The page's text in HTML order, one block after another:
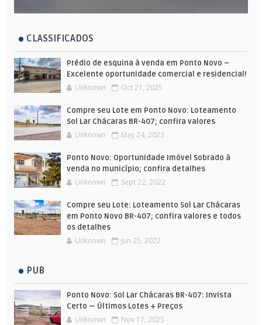
CLASSIFICADOS
Prédio de esquina à venda em Ponto Novo –
Excelente oportunidade comercial e residencial!
Unknown Oct 21, 2025
Compre seu Lote em Ponto Novo: Loteamento
Sol Lar Chácaras BR-407; confira valores
Unknown May 24, 2023
Ponto Novo: Oportunidade Imóvel Sobrado à
venda no município; confira detalhes
Unknown Sept 22, 2022
Compre seu Lote: Loteamento Sol Lar Chácaras
em Ponto Novo BR-407; confira valores e todos
os detalhes
Unknown Jun 25, 2022
PUB
Ponto Novo: Sol Lar Chácaras BR-407: Invista
Certo — Últimos Lotes + Preços
Unknown Nov 17, 2025